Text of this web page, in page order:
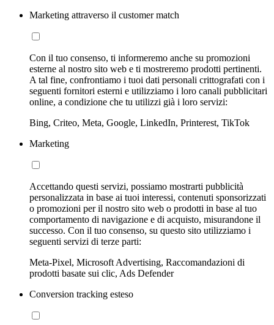
Marketing attraverso il customer match
Con il tuo consenso, ti informeremo anche su promozioni
esterne al nostro sito web e ti mostreremo prodotti pertinenti.
A tal fine, confrontiamo i tuoi dati personali crittografati con i
seguenti fornitori esterni e utilizziamo i loro canali pubblicitari
online, a condizione che tu utilizzi già i loro servizi:
Bing, Criteo, Meta, Google, LinkedIn, Printerest, TikTok
Marketing
Accettando questi servizi, possiamo mostrarti pubblicità
personalizzata in base ai tuoi interessi, contenuti sponsorizzati
o promozioni per il nostro sito web o prodotti in base al tuo
comportamento di navigazione e di acquisto, misurandone il
successo. Con il tuo consenso, su questo sito utilizziamo i
seguenti servizi di terze parti:
Meta-Pixel, Microsoft Advertising, Raccomandazioni di
prodotti basate sui clic, Ads Defender
Conversion tracking esteso